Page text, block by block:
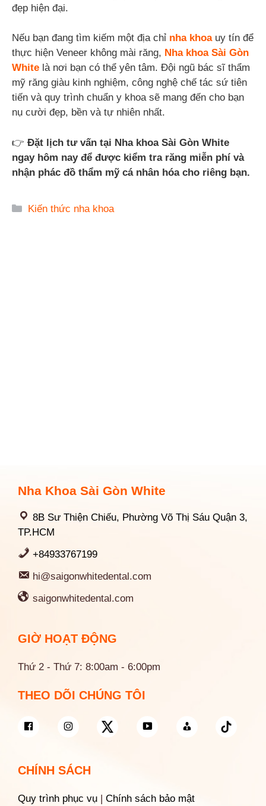
đẹp hiện đại.
Nếu bạn đang tìm kiếm một địa chỉ nha khoauy tín để
thực hiện Veneer không mài răng, Nha khoa Sài Gòn
White là nơi bạn có thể yên tâm. Đội ngũ bác sĩ thẩm
mỹ răng giàu kinh nghiệm, công nghệ chế tác sứ tiên
tiến và quy trình chuẩn y khoa sẽ mang đến cho bạn
nụ cười đẹp, bền và tự nhiên nhất.
👉 Đặt lịch tư vấn tại Nha khoa Sài Gòn White
ngay hôm nay để được kiểm tra răng miễn phí và
nhận phác đồ thẩm mỹ cá nhân hóa cho riêng bạn.
Danh
Kiến thức nha khoa
Nha Khoa Sài Gòn White
8B Sư Thiện Chiếu, Phường Võ Thị Sáu Quận 3,
TP.HCM
+84933767199
hi@saigonwhitedental.com
saigonwhitedental.com
GIỜ HOẠT ĐỘNG
Thứ 2 - Thứ 7: 8:00am - 6:00pm
THEO DÕI CHÚNG TÔI
CHÍNH SÁCH
Quy trình phục vụ | Chính sách bảo mật